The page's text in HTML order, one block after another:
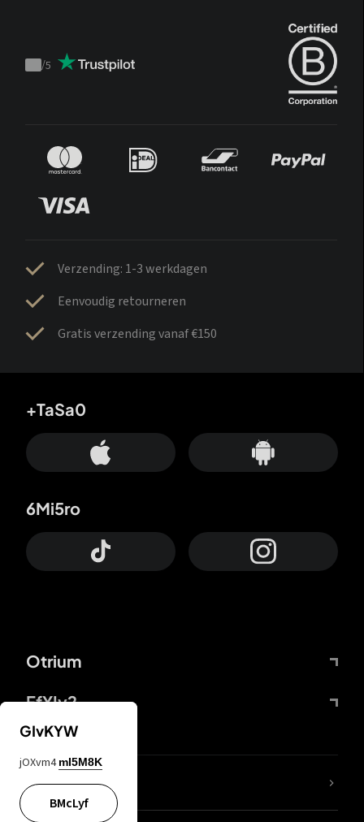
Trustpilot
/5
Verzending: 1-3 werkdagen
Eenvoudig retourneren
Gratis verzending vanaf €150
Otrium
FfYIy2
+TaSa0
6Mi5ro
KIjvtr
GIvKYW
jOXvm4 mI5M8K
BMcLyf